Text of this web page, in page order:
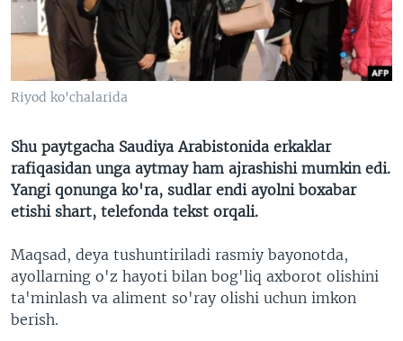
VIDEO
XABARLAR SURATLARDA
ODNOKLASSNIKI
TELEGRAM
TWITTER
Riyod ko'chalarida
Shu paytgacha Saudiya Arabistonida erkaklar
rafiqasidan unga aytmay ham ajrashishi mumkin edi.
Yangi qonunga ko'ra, sudlar endi ayolni boxabar
etishi shart, telefonda tekst orqali.
Maqsad, deya tushuntiriladi rasmiy bayonotda,
ayollarning o'z hayoti bilan bog'liq axborot olishini
ta'minlash va aliment so'ray olishi uchun imkon
berish.